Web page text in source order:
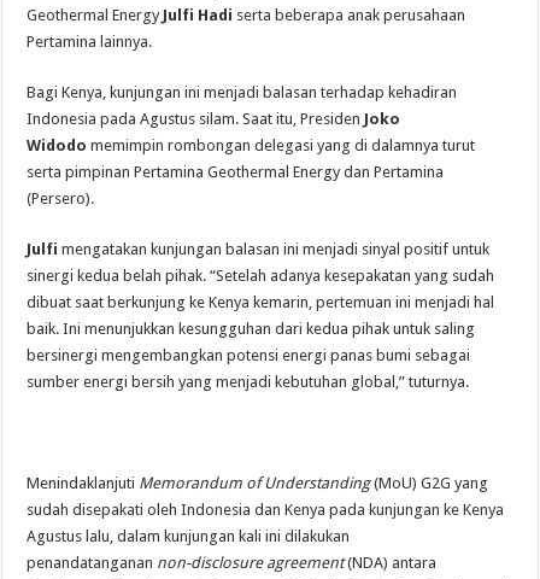
Geothermal Energy Julfi Hadi serta beberapa anak perusahaan
Pertamina lainnya.
Bagi Kenya, kunjungan ini menjadi balasan terhadap kehadiran
Indonesia pada Agustus silam. Saat itu, Presiden Joko
Widodo memimpin rombongan delegasi yang di dalamnya turut
serta pimpinan Pertamina Geothermal Energy dan Pertamina
(Persero).
Julfimengatakan kunjungan balasan ini menjadi sinyal positif untuk
sinergi kedua belah pihak. “Setelah adanya kesepakatan yang sudah
dibuat saat berkunjung ke Kenya kemarin, pertemuan ini menjadi hal
baik. Ini menunjukkan kesungguhan dari kedua pihak untuk saling
bersinergi mengembangkan potensi energi panas bumi sebagai
sumber energi bersih yang menjadi kebutuhan global,” tuturnya.
Menindaklanjuti Memorandum of Understanding(MoU) G2G yang
sudah disepakati oleh Indonesia dan Kenya pada kunjungan ke Kenya
Agustus lalu, dalam kunjungan kali ini dilakukan
penandatanganan non-disclosure agreement(NDA) antara